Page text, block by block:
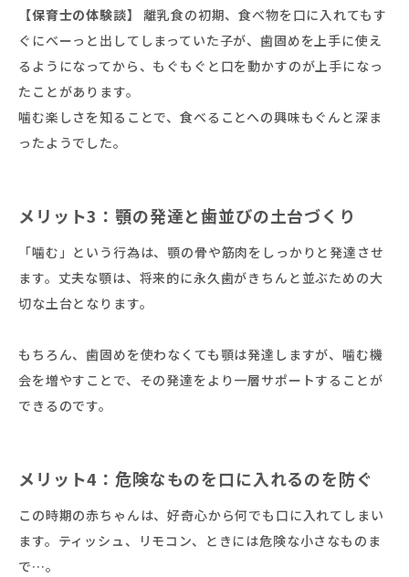
【保育士の体験談】
離乳食の初期、食べ物を口に入れてもす
ぐにべーっと出してしまっていた子が、歯固めを上手に使え
るようになってから、もぐもぐと口を動かすのが上手になっ
たことがあります。
噛む楽しさを知ることで、食べることへの興味もぐんと深ま
ったようでした。
メリット3：顎の発達と歯並びの土台づくり
「噛む」という行為は、顎の骨や筋肉をしっかりと発達させ
ます。丈夫な顎は、将来的に永久歯がきちんと並ぶための大
切な土台となります。
もちろん、歯固めを使わなくても顎は発達しますが、噛む機
会を増やすことで、その発達をより一層サポートすることが
できるのです。
メリット4：危険なものを口に入れるのを防ぐ
この時期の赤ちゃんは、好奇心から何でも口に入れてしまい
ます。ティッシュ、リモコン、ときには危険な小さなものま
で…。